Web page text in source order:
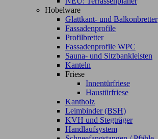
Hobelware
Glattkant- und Balkonbretter
Fassadenprofile
Profilbretter
Fassadenprofile WPC
Sauna- und Sitzbankleisten
Kanteln
Friese
Innentürfriese
Haustürfriese
Kantholz
Leimbinder (BSH)
KVH und Stegträger
Handlaufsystem